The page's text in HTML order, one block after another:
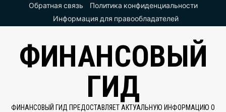
ПерейтиОбратная связь
Политика конфиденциальности
Информация для правообладателей
ФИНАНСОВЫЙ
ГИД
ФИНАНСОВЫЙ ГИД ПРЕДОСТАВЛЯЕТ АКТУАЛЬНУЮ ИНФОРМАЦИЮ О